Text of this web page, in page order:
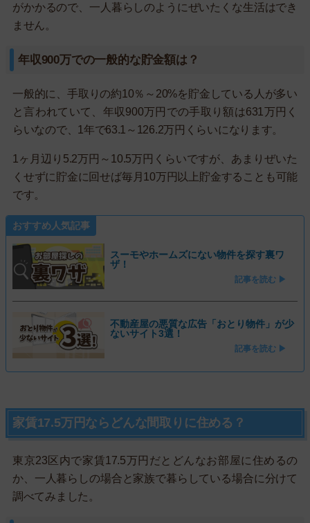
がかかるので、一人暮らしのようにぜいたくな生活はでき
ません。
年収900万での一般的な貯金額は？
一般的に、手取りの約10％～20%を貯金している人が多い
と言われていて、年収900万円での手取り額は631万円く
らいなので、1年で63.1～126.2万円くらいになります。
1ヶ月辺り5.2万円～10.5万円くらいですが、あまりぜいた
くせずに貯金に回せば毎月10万円以上貯金することも可能
です。
おすすめ人気記事
スーモやホームズにない物件を探す裏ワ
ザ！
記事を読む ▶
不動産屋の悪質な広告「おとり物件」が少
ないサイト3選！
記事を読む ▶
家賃17.5万円ならどんな間取りに住める？
東京23区内で家賃17.5万円だとどんなお部屋に住めるの
か、一人暮らしの場合と家族で暮らしている場合に分けて
調べてみました。